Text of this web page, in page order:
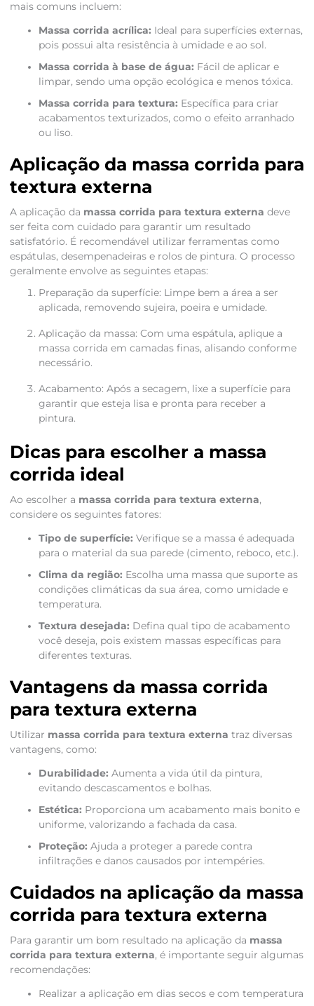
mais comuns incluem:
Massa corrida acrílica: Ideal para superfícies externas,
pois possui alta resistência à umidade e ao sol.
Massa corrida à base de água: Fácil de aplicar e
limpar, sendo uma opção ecológica e menos tóxica.
Massa corrida para textura: Específica para criar
acabamentos texturizados, como o efeito arranhado
ou liso.
Aplicação da massa corrida para
textura externa
A aplicação da massa corrida para textura externa deve
ser feita com cuidado para garantir um resultado
satisfatório. É recomendável utilizar ferramentas como
espátulas, desempenadeiras e rolos de pintura. O processo
geralmente envolve as seguintes etapas:
Preparação da superfície: Limpe bem a área a ser
aplicada, removendo sujeira, poeira e umidade.
Aplicação da massa: Com uma espátula, aplique a
massa corrida em camadas finas, alisando conforme
necessário.
Acabamento: Após a secagem, lixe a superfície para
garantir que esteja lisa e pronta para receber a
pintura.
Dicas para escolher a massa
corrida ideal
Ao escolher a massa corrida para textura externa,
considere os seguintes fatores:
Tipo de superfície: Verifique se a massa é adequada
para o material da sua parede (cimento, reboco, etc.).
Clima da região: Escolha uma massa que suporte as
condições climáticas da sua área, como umidade e
temperatura.
Textura desejada: Defina qual tipo de acabamento
você deseja, pois existem massas específicas para
diferentes texturas.
Vantagens da massa corrida
para textura externa
Utilizar massa corrida para textura externa traz diversas
vantagens, como:
Durabilidade: Aumenta a vida útil da pintura,
evitando descascamentos e bolhas.
Estética: Proporciona um acabamento mais bonito e
uniforme, valorizando a fachada da casa.
Proteção: Ajuda a proteger a parede contra
infiltrações e danos causados por intempéries.
Cuidados na aplicação da massa
corrida para textura externa
Para garantir um bom resultado na aplicação da massa
corrida para textura externa, é importante seguir algumas
recomendações:
Realizar a aplicação em dias secos e com temperatura